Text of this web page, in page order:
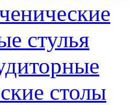
стулья
столы